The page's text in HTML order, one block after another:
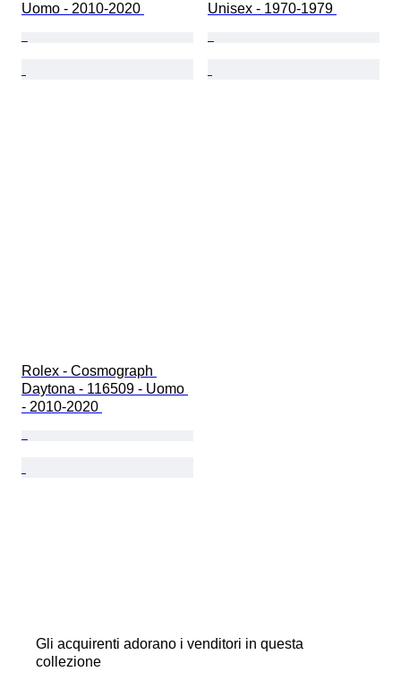
Uomo - 2010-2020
Unisex - 1970-1979
Rolex - Cosmograph
Daytona - 116509 - Uomo
- 2010-2020
Gli acquirenti adorano i venditori in questa
collezione